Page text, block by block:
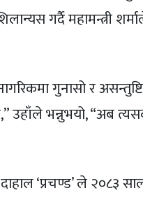
गर्दै महामन्त्री
गुनासो र
उहाँले भन्नुभयो, “अब
दाहाल ‘प्रचण्ड’ ले २०८३